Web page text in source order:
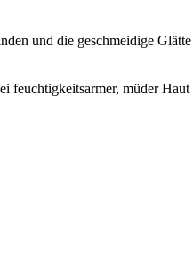
und die geschmeidige Glätte
feuchtigkeitsarmer, müder Haut